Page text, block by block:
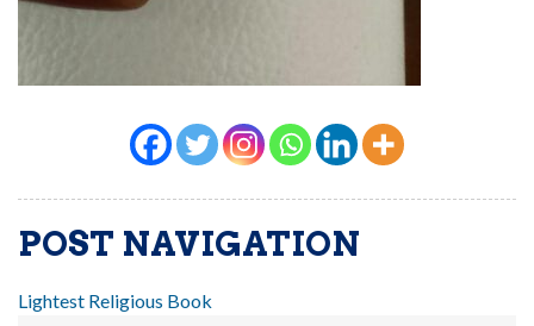
POST NAVIGATION
Lightest Religious Book